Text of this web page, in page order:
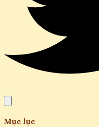
Mục lục